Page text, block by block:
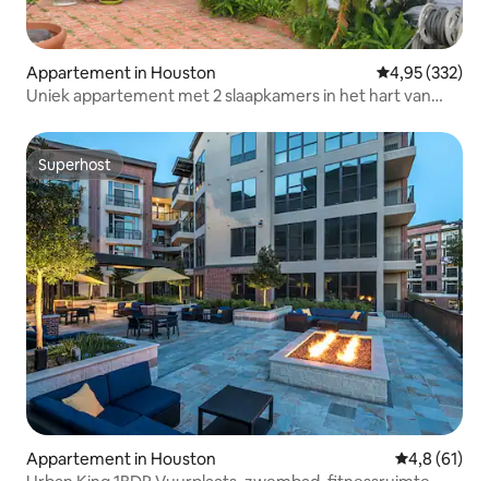
Appartement in Houston Gemiddelde
4,95 (332)
Uniek appartement met 2 slaapkamers in het hart van
Superhost
Superhost
Appartement in Houston
4,8 (61)